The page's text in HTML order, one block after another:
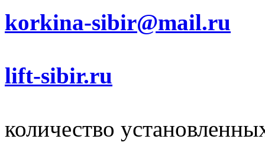
korkina-sibir@mail.ru
lift-sibir.ru
количество